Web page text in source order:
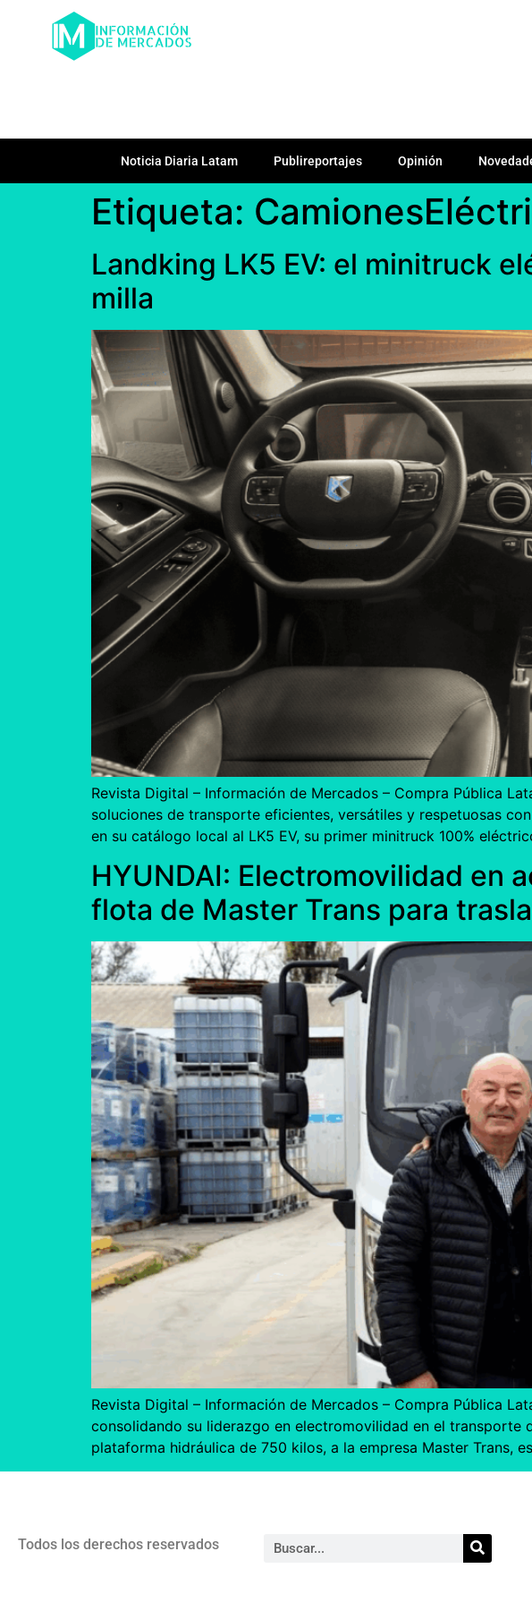
Noticia Diaria Latam Publireportajes Opinión
Etiqueta:
Landking LK5 EV: el minitruck
milla
Revista Digital – Información de Mercados – Compra Pública
soluciones de transporte eficientes, versátiles y respetuosas
en su catálogo local al LK5 EV, su primer minitruck 100%
HYUNDAI: Electromovilidad en
flota de Master Trans para
Revista Digital – Información de Mercados – Compra Pública
consolidando su liderazgo en electromovilidad en el transporte
plataforma hidráulica de 750 kilos, a la empresa Master Trans,
Todos los derechos reservados